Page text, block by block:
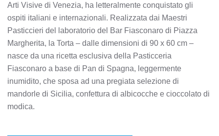
Arti Visive di Venezia, ha letteralmente conquistato gli
ospiti italiani e internazionali. Realizzata dai Maestri
Pasticcieri del laboratorio del Bar Fiasconaro di Piazza
Margherita, la Torta – dalle dimensioni di 90 x 60 cm –
nasce da una ricetta esclusiva della Pasticceria
Fiasconaro a base di Pan di Spagna, leggermente
inumidito, che sposa ad una pregiata selezione di
mandorle di Sicilia, confettura di albicocche e cioccolato di
modica.